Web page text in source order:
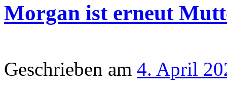
Morgan ist erneut
Geschrieben am 4. April